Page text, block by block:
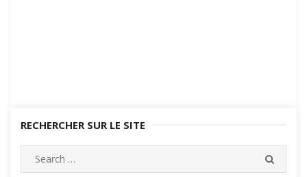
RECHERCHER SUR LE SITE
Search
for: